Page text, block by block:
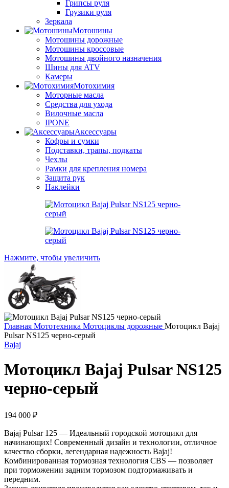
Грипсы руля
Грузики руля
Зеркала
Мотошины
Мотошины дорожные
Мотошины кроссовые
Мотошины двойного назначения
Шины для ATV
Камеры
Мотохимия
Моторные масла
Средства для ухода
Вилочные масла
IPONE
Аксессуары
Кофры и сумки
Подставки, трапы, подкаты
Чехлы
Рамки для крепления номера
Защита рук
Наклейки
Нажмите, чтобы увеличить
Главная Мототехника Мотоциклы дорожные Мотоцикл Bajaj
Pulsar NS125 черно-серый
Bajaj
Мотоцикл Bajaj Pulsar NS125
черно-серый
194 000 ₽
Bajaj Pulsar 125 — Идеальный городской мотоцикл для
начинающих! Современный дизайн и технологии, отличное
качество сборки, легендарная надежность Bajaj!
Комбинированная тормозная технология CBS — позволяет
при торможении задним тормозом подтормаживать и
передним.